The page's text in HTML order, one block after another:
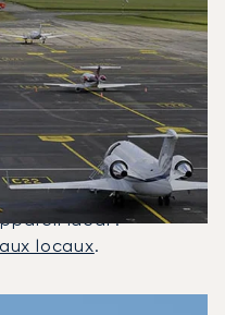
Sont Les Plus
Et Lyon ?
P180 II et le
800XP) ont été les
les vols entre Lyon
en aviation privée
idéal :
locaux.